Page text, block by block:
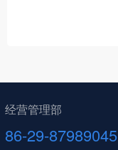
经营管理部
86-29-87989045